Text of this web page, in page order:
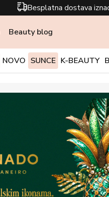
Besplatna dostava
Beauty blog
NOVO SUNCE K-BEAUTY